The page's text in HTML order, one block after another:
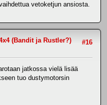
vetoketjun ansiosta.
#16
(Bandit ja Rustler?)
jatkossa vielä lisää
tuo dustymotorsin